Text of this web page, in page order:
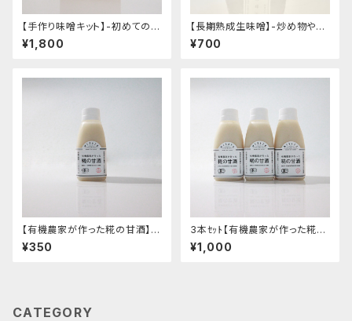
【手作り味噌キット】-初めてのか
んたん手作りオーガニック味噌
キット- "有機大豆・有機塩切り
¥1,800
【長期熟成生味噌】-炒め物や合
わせ味噌でお味噌汁へ・くせに
なる酸味とまろやかさ- "袋入り
¥700
【有機農家が作った糀の甘酒】-
国産オーガニック・ストレートタ
イプ・有機米と有機生塩糀 使用
¥350
3本ｾｯﾄ【有機農家が作った糀の
甘酒】-国産オーガニック・ストレ
ートタイプ・有機米と有機生塩糀
¥1,000
CATEGORY